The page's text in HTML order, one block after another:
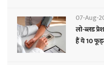
07-Aug-
लो-ब्लड
हैं ये 10